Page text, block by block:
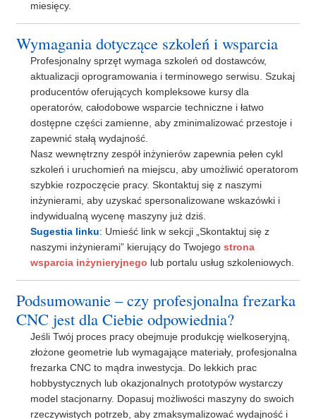
miesięcy.
Wymagania dotyczące szkoleń i wsparcia
Profesjonalny sprzęt wymaga szkoleń od dostawców,
aktualizacji oprogramowania i terminowego serwisu. Szukaj
producentów oferujących kompleksowe kursy dla
operatorów, całodobowe wsparcie techniczne i łatwo
dostępne części zamienne, aby zminimalizować przestoje i
zapewnić stałą wydajność.
Nasz wewnętrzny zespół inżynierów zapewnia pełen cykl
szkoleń i uruchomień na miejscu, aby umożliwić operatorom
szybkie rozpoczęcie pracy. Skontaktuj się z naszymi
inżynierami, aby uzyskać spersonalizowane wskazówki i
indywidualną wycenę maszyny już dziś.
Sugestia linku: Umieść link w sekcji „Skontaktuj się z
naszymi inżynierami” kierujący do Twojego strona
wsparcia inżynieryjnego lub portalu usług szkoleniowych.
Podsumowanie – czy profesjonalna frezarka
CNC jest dla Ciebie odpowiednia?
Jeśli Twój proces pracy obejmuje produkcję wielkoseryjną,
złożone geometrie lub wymagające materiały, profesjonalna
frezarka CNC to mądra inwestycja. Do lekkich prac
hobbystycznych lub okazjonalnych prototypów wystarczy
model stacjonarny. Dopasuj możliwości maszyny do swoich
rzeczywistych potrzeb, aby zmaksymalizować wydajność i